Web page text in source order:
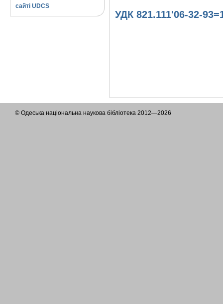
сайті UDCS
УДК 821.111'06-32-
© Одеська національна наукова бібліотека 2012—2026